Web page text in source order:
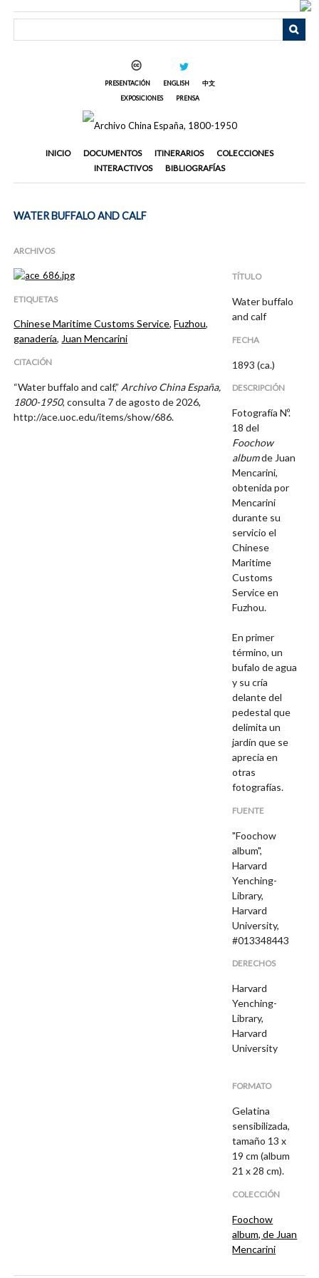
PRESENTACIÓN ENGLISH
中文
EXPOSICIONES
PRENSA
INICIO DOCUMENTOS ITINERARIOS
COLECCIONES
INTERACTIVOS
BIBLIOGRAFÍAS
WATER BUFFALO AND CALF
ARCHIVOS
ETIQUETAS
Chinese Maritime Customs Service,Fuzhou,
ganadería,Juan Mencarini
CITACIÓN
“Water buffalo and calf,” Archivo China España,
1800-1950, consulta 7 de agosto de 2026,
http://ace.uoc.edu/items/show/686.
TÍTULO
Water buffalo
and calf
FECHA
1893 (ca.)
DESCRIPCIÓN
Fotografía Nº.
18 del
Foochow
albumde Juan
Mencarini,
obtenida por
Mencarini
durante su
servicio el
Chinese
Maritime
Customs
Service en
Fuzhou.
En primer
término, un
bufalo de agua
y su cría
delante del
pedestal que
delimita un
jardín que se
aprecia en
otras
fotografías.
FUENTE
"Foochow
album",
Harvard
Yenching-
Library,
Harvard
University,
#013348443
DERECHOS
Harvard
Yenching-
Library,
Harvard
University
FORMATO
Gelatina
sensibilizada,
tamaño 13 x
19 cm (album
21 x 28 cm).
COLECCIÓN
Foochow
album, de Juan
Mencarini